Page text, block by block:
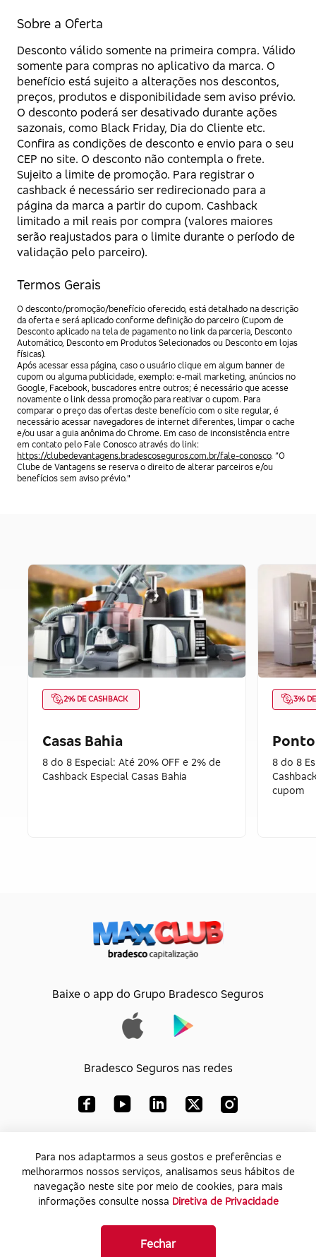
Sobre a Oferta
Desconto válido somente na primeira compra. Válido
somente para compras no aplicativo da marca. O
benefício está sujeito a alterações nos descontos,
preços, produtos e disponibilidade sem aviso prévio.
O desconto poderá ser desativado durante ações
sazonais, como Black Friday, Dia do Cliente etc.
Confira as condições de desconto e envio para o seu
CEP no site. O desconto não contempla o frete.
Sujeito a limite de promoção. Para registrar o
cashback é necessário ser redirecionado para a
página da marca a partir do cupom. Cashback
limitado a mil reais por compra (valores maiores
serão reajustados para o limite durante o período de
validação pelo parceiro).
Termos Gerais
O desconto/promoção/benefício oferecido, está detalhado na descrição
da oferta e será aplicado conforme definição do parceiro (Cupom de
Desconto aplicado na tela de pagamento no link da parceria, Desconto
Automático, Desconto em Produtos Selecionados ou Desconto em lojas
físicas).
Após acessar essa página, caso o usuário clique em algum banner de
cupom ou alguma publicidade, exemplo: e-mail marketing, anúncios no
Google, Facebook, buscadores entre outros; é necessário que acesse
novamente o link dessa promoção para reativar o cupom. Para
comparar o preço das ofertas deste benefício com o site regular, é
necessário acessar navegadores de internet diferentes, limpar o cache
e/ou usar a guia anônima do Chrome. Em caso de inconsistência entre
em contato pelo Fale Conosco através do link:
https://clubedevantagens.bradescoseguros.com.br/fale-conosco. “O
Clube de Vantagens se reserva o direito de alterar parceiros e/ou
benefícios sem aviso prévio."
2% DE CASHBACK
Casas Bahia
8 do 8 Especial: Até 20% OFF e 2% de
Cashback Especial Casas Bahia
3%
8 do 8
cupom
Baixe o app do Grupo Bradesco Seguros
Bradesco Seguros nas redes
Bradesco Capitalização S/A
CNPJ:33.010.851/0001-74
Endereço:Av. Paulista, 1450 – Bela Vista - SP -
CEP: 01310-917
Para nos adaptarmos a seus gostos e preferências e
melhorarmos nossos serviços, analisamos seus hábitos de
navegação neste site por meio de cookies, para mais
informações consulte nossa Diretiva de Privacidade
Fechar